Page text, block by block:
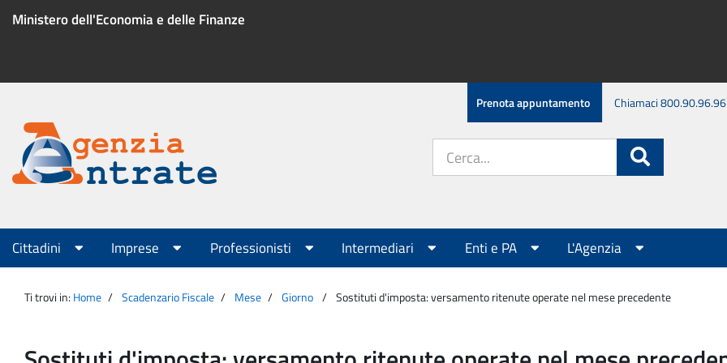
Ministero dell'Economia e delle Finanze
Menu
servizio
Prenota appuntamento Chiamaci 800.90.96.96
Agenzia
Entrate
sito:
Menu
principale
Cittadini Imprese Professionisti Intermediari Enti e PA L'Agenzia
Ti trovi in: Home Scadenzario Fiscale Mese Giorno Sostituti d'imposta: versamento ritenute operate nel mese precedente